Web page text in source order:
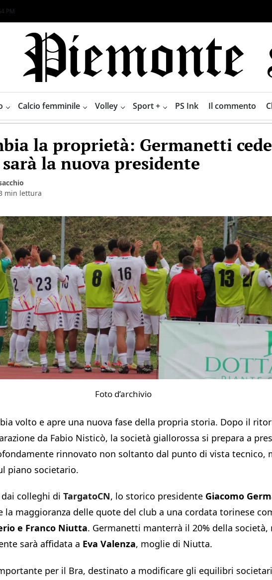
PM
Sport
Calcio femminile Volley Sport + PS Ink Il commento
la proprietà: Germanetti
la nuova presidente
min lettura
Foto d’archivio
volto e apre una nuova fase della propria storia. Dopo il
da Fabio Nisticò, la società giallorossa si prepara a
rinnovato non soltanto dal punto di vista tecnico,
piano societario.
colleghi di TargatoCN, lo storico presidente Giacomo
la maggioranza delle quote del club a una cordata torinese
e Franco Niutta. Germanetti manterrà il 20% della società,
sarà affidata a Eva Valenza, moglie di Niutta.
per il Bra, destinato a modificare gli equilibri